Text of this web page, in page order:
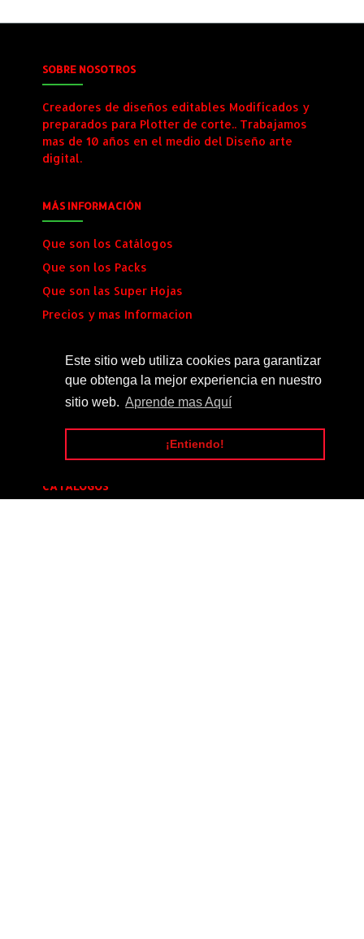
Este sitio web utiliza cookies para garantizar
que obtenga la mejor experiencia en nuestro
sitio web. Aprende mas Aquí
¡Entiendo!
SOBRE NOSOTROS
Creadores de diseños editables Modificados y
preparados para Plotter de corte.. Trabajamos
mas de 10 años en el medio del Diseño arte
digital.
MÁS INFORMACIÓN
Que son los Catálogos
Que son los Packs
Que son las Super Hojas
Precios y mas Informacion
SÍGUENOS
CATALOGOS